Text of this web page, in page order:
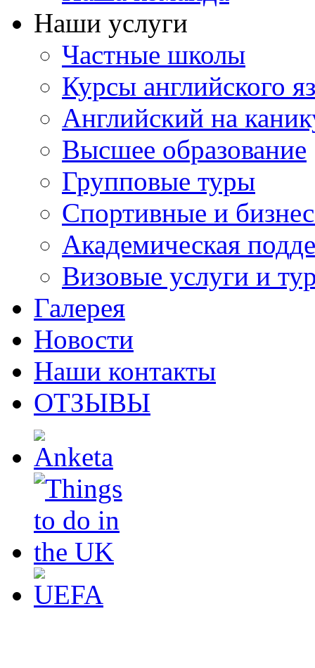
Наши услуги
Частные школы
Курсы английского
Английский на
Высшее образование
Групповые туры
Спортивные и
Академическая
Визовые услуги и
Галерея
Новости
Наши контакты
ОТЗЫВЫ